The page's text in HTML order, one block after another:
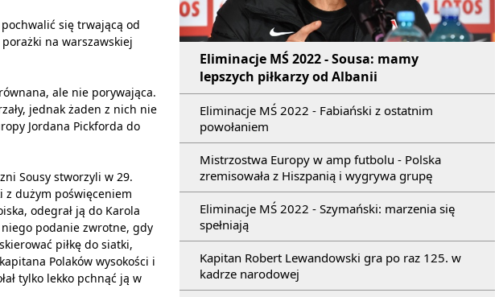
Eliminacje MŚ 2022 - Sousa: mamy
lepszych piłkarzy od Albanii
Eliminacje MŚ 2022 - Fabiański z ostatnim
powołaniem
Mistrzostwa Europy w amp futbolu - Polska
zremisowała z Hiszpanią i wygrywa grupę
Eliminacje MŚ 2022 - Szymański: marzenia się
spełniają
Kapitan Robert Lewandowski gra po raz 125. w
kadrze narodowej
się trwającą od
na warszawskiej
ale nie porywająca.
jednak żaden z nich nie
Jordana Pickforda do
Sousy stworzyli w 29.
z dużym poświęceniem
odegrał ją do Karola
podanie zwrotne, gdy
piłkę do siatki,
Polaków wysokości i
tylko lekko pchnąć ją w